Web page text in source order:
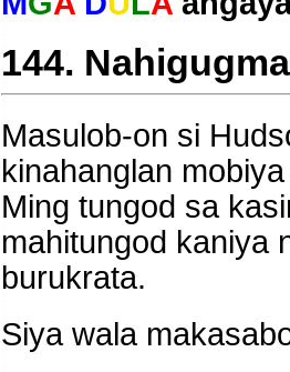
144.
Masulob-on si
kinahanglan
Ming tungod sa
mahitungod kaniya
burukrata.
Siya wala